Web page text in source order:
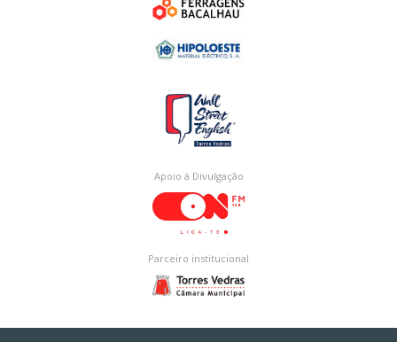
Apoio à Divulgação
Parceiro institucional